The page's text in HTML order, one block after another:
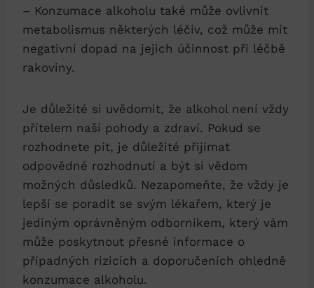
– Konzumace alkoholu také může ovlivnit
metabolismus některých léčiv, což může mít
negativní dopad na jejich účinnost při léčbě
rakoviny.
Je důležité si uvědomit, že alkohol není vždy
přítelem naší pohody a zdraví. Pokud se
rozhodnete pít, je důležité přijímat
odpovědné rozhodnutí a být si vědom
možných důsledků. Nezapomeňte, že vždy je
lepší se poradit se svým lékařem, který je
jediným oprávněným odborníkem, který vám
může poskytnout přesné informace o
případných rizicích a doporučeních ohledně
konzumace alkoholu.